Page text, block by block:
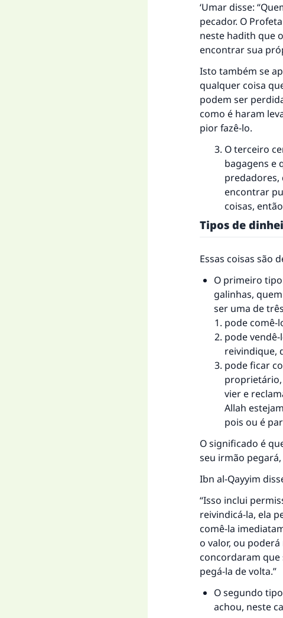
‘Umar disse:
pecador. O
neste hadith que
encontrar sua
Isto também se
qualquer coisa
podem ser
como é haram
pior fazê-lo.
O terceiro
bagagens e
predadores,
encontrar
coisas,
Tipos de
Essas coisas são
O primeiro
galinhas,
ser uma de
pode comê-
pode
reivindique,
pode ficar
proprietário,
vier e
Allah
pois ou é
O significado é
seu irmão
Ibn al-Qayyim
“Isso inclui
reivindicá-la, ela
comê-la
o valor, ou
concordaram
pegá-la de volta.”
O segundo
achou, neste
A